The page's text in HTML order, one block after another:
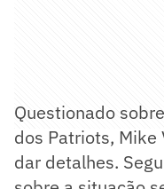
Questionado
dos Patriots, Mike
dar detalhes.